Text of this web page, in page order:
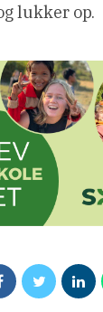
lukker op.